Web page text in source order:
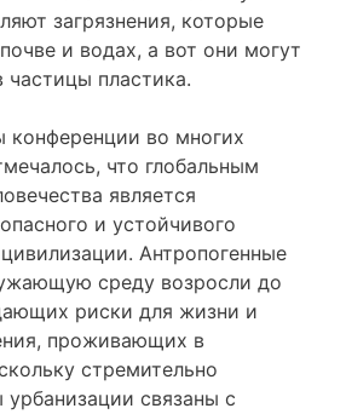
загрязнения, которые
и водах, а вот они могут
частицы пластика.
конференции во многих
что глобальным
является
и устойчивого
Антропогенные
среду возросли до
риски для жизни и
проживающих в
стремительно
связаны с